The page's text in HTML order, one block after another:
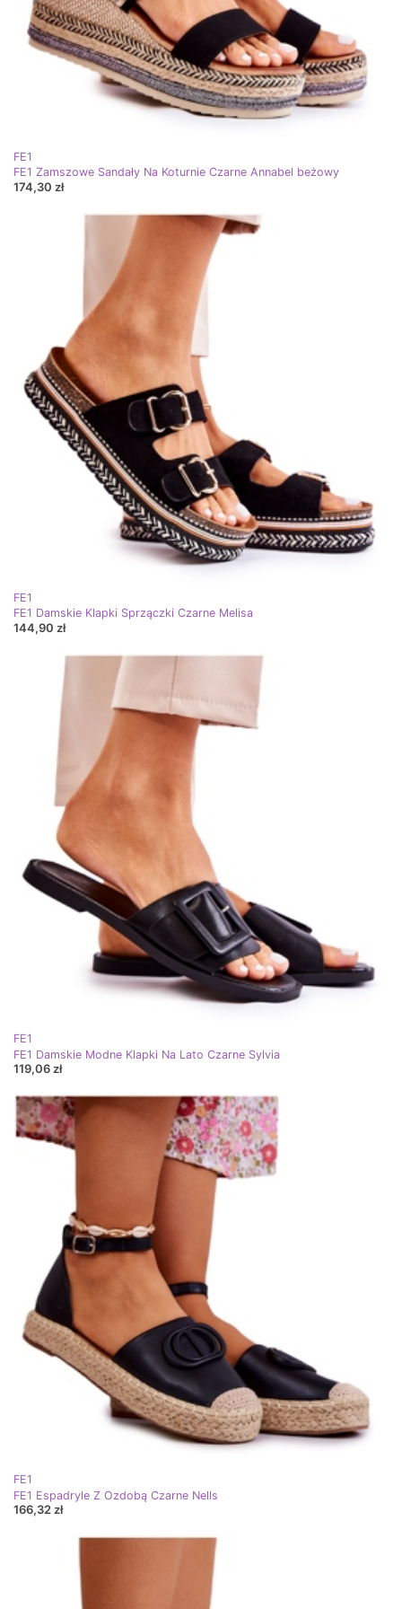
FE1
FE1 Zamszowe Sandały Na Koturnie Czarne Annabel beżowy
174,30 zł
FE1
FE1 Damskie Klapki Sprzączki Czarne Melisa
144,90 zł
FE1
FE1 Damskie Modne Klapki Na Lato Czarne Sylvia
119,06 zł
FE1
FE1 Espadryle Z Ozdobą Czarne Nells
166,32 zł